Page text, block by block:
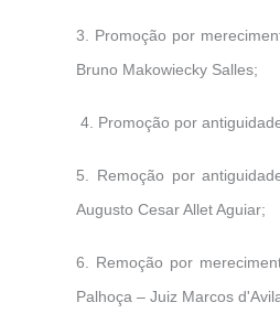
3. Promoção por
Bruno Makowiecky Salles;
4. Promoção por
5. Remoção por
Augusto Cesar Allet Aguiar;
6. Remoção por
Palhoça – Juiz Marcos